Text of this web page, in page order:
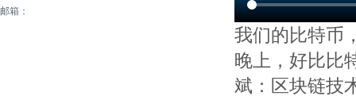
邮箱：
我们的比特币
晚上，好比比
斌：区块链技